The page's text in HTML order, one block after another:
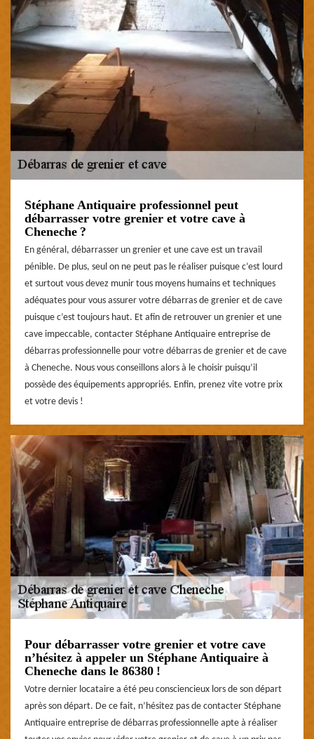
Stéphane Antiquaire professionnel peut
débarrasser votre grenier et votre cave à
Cheneche ?
En général, débarrasser un grenier et une cave est un travail
pénible. De plus, seul on ne peut pas le réaliser puisque c’est lourd
et surtout vous devez munir tous moyens humains et techniques
adéquates pour vous assurer votre débarras de grenier et de cave
puisque c’est toujours haut. Et afin de retrouver un grenier et une
cave impeccable, contacter Stéphane Antiquaire entreprise de
débarras professionnelle pour votre débarras de grenier et de cave
à Cheneche. Nous vous conseillons alors à le choisir puisqu’il
possède des équipements appropriés. Enfin, prenez vite votre prix
et votre devis !
Pour débarrasser votre grenier et votre cave
n’hésitez à appeler un Stéphane Antiquaire à
Cheneche dans le 86380 !
Votre dernier locataire a été peu consciencieux lors de son départ
après son départ. De ce fait, n’hésitez pas de contacter Stéphane
Antiquaire entreprise de débarras professionnelle apte à réaliser